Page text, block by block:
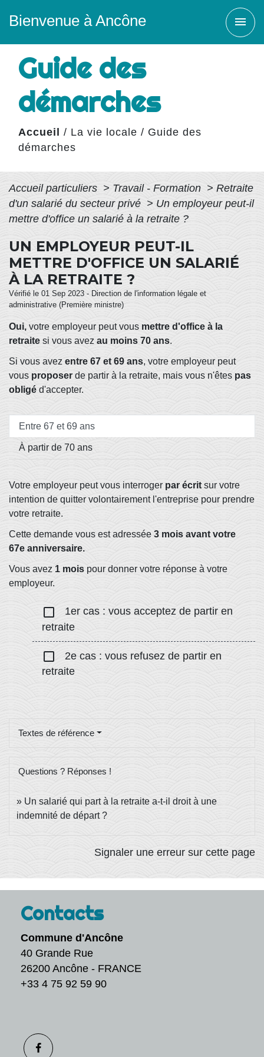
Bienvenue à Ancône menu
Guide des
démarches
Accueil / La vie locale / Guide des
démarches
Accueil particuliers > Travail - Formation > Retraite
d'un salarié du secteur privé > Un employeur peut-il
mettre d'office un salarié à la retraite ?
UN EMPLOYEUR PEUT-IL
METTRE D'OFFICE UN SALARIÉ
À LA RETRAITE ?
Vérifié le 01 Sep 2023 - Direction de l'information légale et
administrative (Première ministre)
Oui, votre employeur peut vous mettre d'office à la
retraite si vous avez au moins 70 ans.
Si vous avez entre 67 et 69 ans, votre employeur peut
vous proposer de partir à la retraite, mais vous n'êtes pas
obligé d'accepter.
Entre 67 et 69 ans
À partir de 70 ans
Votre employeur peut vous interroger par écrit sur votre
intention de quitter volontairement l'entreprise pour prendre
votre retraite.
Cette demande vous est adressée 3 mois avant votre
67e anniversaire.
Vous avez 1 mois pour donner votre réponse à votre
employeur.
check_box_outline_blank
1er cas : vous acceptez de partir en
retraite
check_box_outline_blank
2e cas : vous refusez de partir en
retraite
Textes de référence
Questions ? Réponses !
Un salarié qui part à la retraite a-t-il droit à une
indemnité de départ ?
Signaler une erreur sur cette page
Contacts
Commune d'Ancône
40 Grande Rue
26200 Ancône - FRANCE
+33 4 75 92 59 90